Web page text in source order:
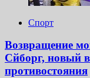
Спорт
Возвращение
Сйборг, новый
противостояния